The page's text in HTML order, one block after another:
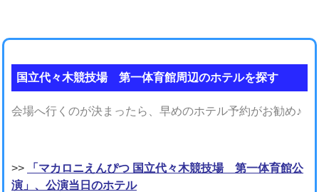
国立代々木競技場 第一体育館周辺のホテルを探す
会場へ行くのが決まったら、早めのホテル予約がお勧め♪
>>
「マカロニえんぴつ 国立代々木競技場 第一体育館公
演」、公演当日のホテル